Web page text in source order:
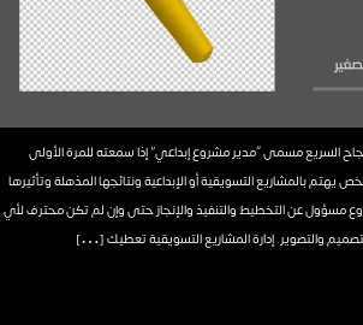
السريع مسمى “مدير مشروع إبداعي” إذا سمعته للمرة الأولى
بالمشاريع التسويقية أو الإبداعية ونتائجها المذهلة وتأثيرها
مسؤول عن التخطيط والتنفيذ والإنجاز حتى وإن لم تكن محترف لأي
والتصوير. إدارة المشاريع التسويقية تعطيك […]